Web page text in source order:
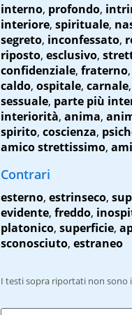
interno, profondo,
interiore, spirituale,
segreto, inconfessato,
riposto, esclusivo,
confidenziale, fraterno,
caldo, ospitale, carnale,
sessuale, parte più
interiorità, anima,
spirito, coscienza,
amico strettissimo,
Contrari
esterno, estrinseco,
evidente, freddo,
platonico, superficie,
sconosciuto, estraneo
I testi sopra riportati non sono